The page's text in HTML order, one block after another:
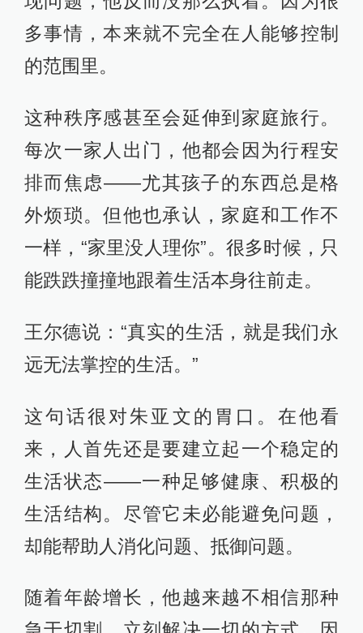
多事情，本来就不完全在人能够控制
的范围里。
这种秩序感甚至会延伸到家庭旅行。
每次一家人出门，他都会因为行程安
排而焦虑——尤其孩子的东西总是格
外烦琐。但他也承认，家庭和工作不
一样，“家里没人理你”。很多时候，只
能跌跌撞撞地跟着生活本身往前走。
王尔德说：“真实的生活，就是我们永
远无法掌控的生活。”
这句话很对朱亚文的胃口。在他看
来，人首先还是要建立起一个稳定的
生活状态——一种足够健康、积极的
生活结构。尽管它未必能避免问题，
却能帮助人消化问题、抵御问题。
随着年龄增长，他越来越不相信那种